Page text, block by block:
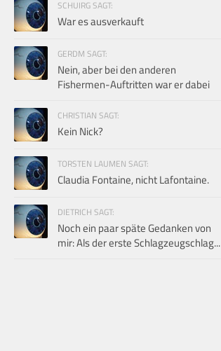
SCHUIRG SAGT:
War es ausverkauft
GERDM SAGT:
Nein, aber bei den anderen
Fishermen-Auftritten war er dabei
CHRISTIAN SAGT:
Kein Nick?
TORSTEN LAUMEN SAGT:
Claudia Fontaine, nicht Lafontaine.
DIETRICH SAGT:
Noch ein paar späte Gedanken von
mir: Als der erste Schlagzeugschlag...